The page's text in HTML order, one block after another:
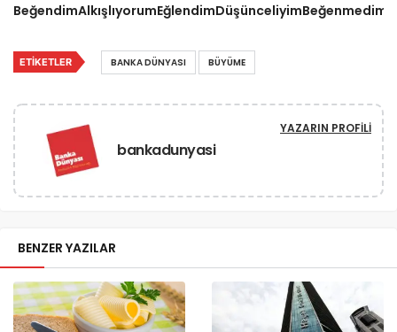
BeğendimAlkışlıyorumEğlendimDüşünceliyimBeğenmedim
ETIKETLER BANKA DÜNYASI BÜYÜME
bankadunyasi
YAZARIN PROFILI
BENZER YAZILAR